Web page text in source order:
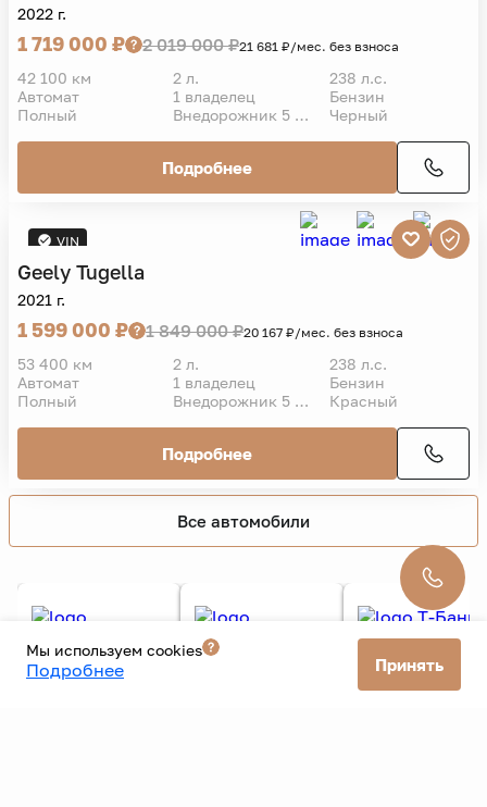
2022 г.
1 719 000 ₽ 2 019 000 ₽21 681 ₽/мес. без взноса
42 100 км 2 л.
238 л.с.
Автомат
1 владелец
Бензин
Полный
Внедорожник 5 дв. Черный
Подробнее
VIN
Geely
1 599 000 ₽ 1 849 000 ₽20 167 ₽/мес. без взноса
2 л.
Автомат
1 владелец
Бензин
Подробнее
Мы используем cookies
Подробнее Принять